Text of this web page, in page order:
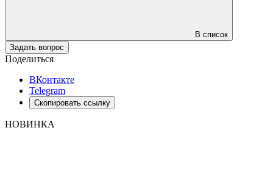
В список
Задать вопрос
Поделиться
ВКонтакте
Telegram
Скопировать ссылку
НОВИНКА